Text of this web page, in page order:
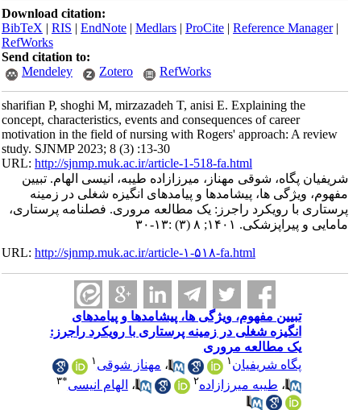
Download citation:
BibTeX|RIS|EndNote|Medlars|ProCite|Reference Manager
RefWorks
Send citation to:
Mendeley
Zotero RefWorks
sharifian P, shoghi M, mirzazadeh T, anisi E. Explaining the
concept, characteristics, events and consequences of career
motivation in the field of nursing with Rogers' approach: A review
study. SJNMP 2023; 8 (3) :13-30
URL:http://sjnmp.muk.ac.ir/article-1-518-fa.html
شریفیان پگاه، شوقی مهناز، میرزازاده طیبه، انیسی الهام. تبیین
مفهوم، ویژگی ها، پیشامدها و پیامدهای انگیزه شغلی در زمینه
پرستاری با رویکرد راجرز: یک مطالعه مروری. فصلنامه پرستاری،
مامایی و پیراپزشکی. ۱۴۰۱; ۸ (۳) :۱۳-۳۰
URL:http://sjnmp.muk.ac.ir/article-۱-۵۱۸-fa.html
تبیین مفهوم، ویژگی ها، پیشامدها و پیامدهای
انگیزه شغلی در زمینه پرستاری با رویکرد راجرز:
یک مطالعه مروری
پگاه شریفیان ۱ ،مهناز شوقی
،طیبه میرزازاده ،الهام انیسی ۳